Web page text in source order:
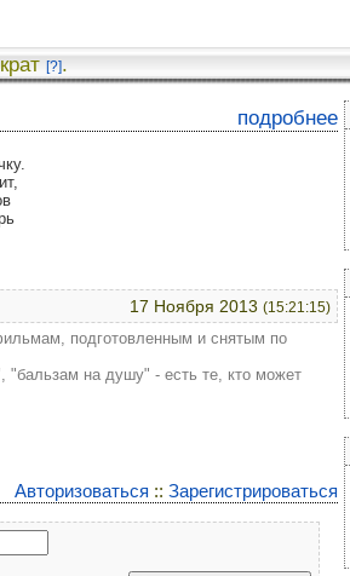
[?].
подробнее
17 Ноября 2013 (15:21:15)
подготовленным и снятым по
на душу" - есть те, кто может
Авторизоваться :: Зарегистрироваться